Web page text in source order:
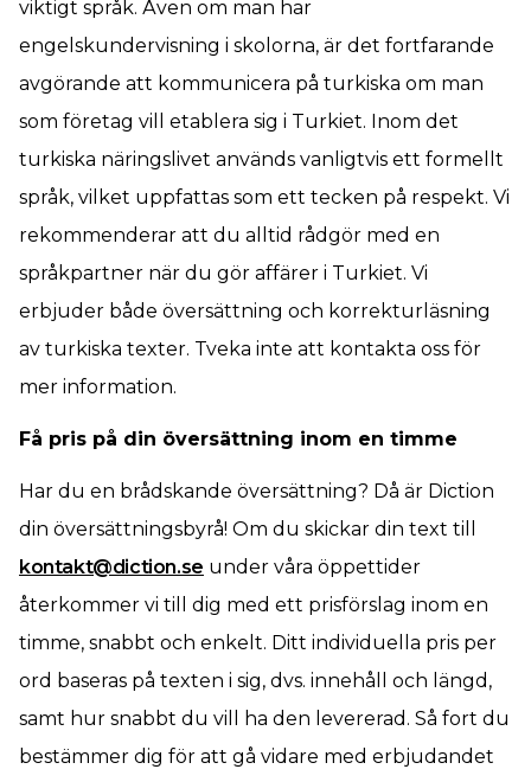
viktigt språk. Även om man har
engelskundervisning i skolorna, är det fortfarande
avgörande att kommunicera på turkiska om man
som företag vill etablera sig i Turkiet. Inom det
turkiska näringslivet används vanligtvis ett formellt
språk, vilket uppfattas som ett tecken på respekt. Vi
rekommenderar att du alltid rådgör med en
språkpartner när du gör affärer i Turkiet. Vi
erbjuder både översättning och korrekturläsning
av turkiska texter. Tveka inte att kontakta oss för
mer information.
Få pris på din översättning inom en timme
Har du en brådskande översättning? Då är Diction
din översättningsbyrå! Om du skickar din text till
kontakt@diction.se under våra öppettider
återkommer vi till dig med ett prisförslag inom en
timme, snabbt och enkelt. Ditt individuella pris per
ord baseras på texten i sig, dvs. innehåll och längd,
samt hur snabbt du vill ha den levererad. Så fort du
bestämmer dig för att gå vidare med erbjudandet